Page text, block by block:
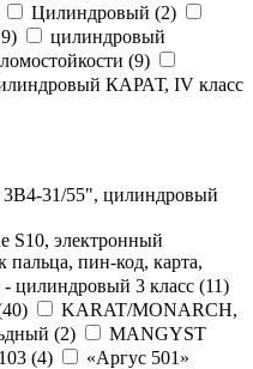
Цилиндровый (2)
)
цилиндровый
(9)
КАРАТ, IV класс
3В4-31/55", цилиндровый
S10, электронный
пальца, пин-код, карта,
- цилиндровый 3 класс (11)
40)
KARAT/MONARCH,
(2)
MANGYST
(4)
«Аргус 501»